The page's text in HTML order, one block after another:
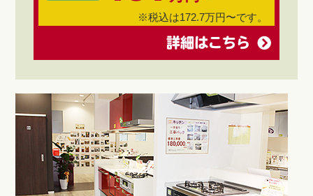
※税込は172.7万円〜です。
詳細はこちら